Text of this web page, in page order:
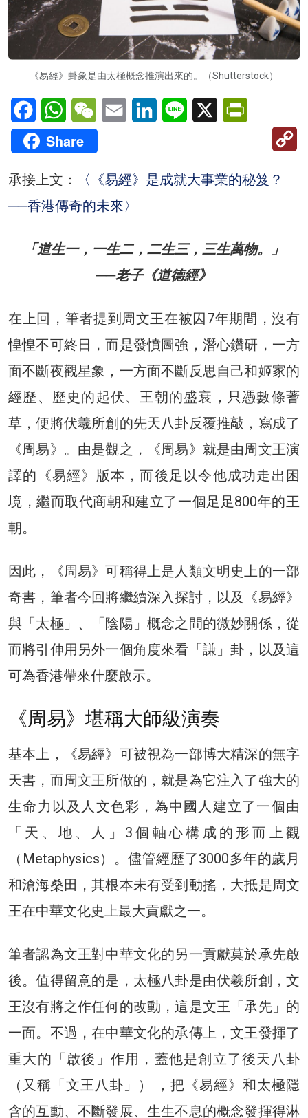
《易經》卦象是由太極概念推演出來的。（Shutterstock）
FacebookWhatsAppWeChatEmail LinkedInLine X
Share
承接上文：
〈《易經》是成就大事業的秘笈？
──香港傳奇的未來〉
「道生一，一生二，二生三，三生萬物。」
──老子《道德經》
在上回，筆者提到周文王在被囚7年期間，沒有
惶惶不可終日，而是發憤圖強，潛心鑽研，一方
面不斷夜觀星象，一方面不斷反思自己和姬家的
經歷、歷史的起伏、王朝的盛衰，只憑數條蓍
草，便將伏羲所創的先天八卦反覆推敲，寫成了
《周易》。由是觀之，《周易》就是由周文王演
譯的《易經》版本，而後足以令他成功走出困
境，繼而取代商朝和建立了一個足足800年的王
朝。
因此，《周易》可稱得上是人類文明史上的一部
奇書，筆者今回將繼續深入探討，以及《易經》
與「太極」、「陰陽」概念之間的微妙關係，從
而將引伸用另外一個角度來看「謙」卦，以及這
可為香港帶來什麼啟示。
《周易》堪稱大師級演奏
基本上，《易經》可被視為一部博大精深的無字
天書，而周文王所做的，就是為它注入了強大的
生命力以及人文色彩，為中國人建立了一個由
「天、地、人」3個軸心構成的形而上觀
（Metaphysics）。儘管經歷了3000多年的歲月
和滄海桑田，其根本未有受到動搖，大抵是周文
王在中華文化史上最大貢獻之一。
筆者認為文王對中華文化的另一貢獻莫於承先啟
後。值得留意的是，太極八卦是由伏羲所創，文
王沒有將之作任何的改動，這是文王「承先」的
一面。不過，在中華文化的承傳上，文王發揮了
重大的「啟後」作用，蓋他是創立了後天八卦
（又稱「文王八卦」） ，把《易經》和太極隱
含的互動、不斷發展、生生不息的概念發揮得淋